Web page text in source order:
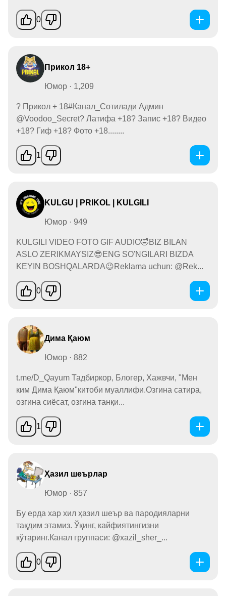
0
Прикол 18+
Юмор · 1,209
? Прикол + 18#Канал_Сотилади Админ
@Voodoo_Secret? Латифа +18? Запис +18? Видео
+18? Гиф +18? Фото +18........
1
KULGU | PRIKOL | KULGILI
Юмор · 949
KULGILI VIDEO FOTO GIF AUDIO🤣BIZ BILAN
ASLO ZERIKMAYSIZ😎ENG SO'NGILARI BIZDA
KEYIN BOSHQALARDA😉Reklama uchun: @Rek...
0
Дима Қаюм
Юмор · 882
t.me/D_Qayum Тадбиркор, Блогер, Хажвчи, "Мен
ким Дима Қаюм"китоби муаллифи.Озгина сатира,
озгина сиёсат, озгина танқи...
1
Ҳазил шеърлар
Юмор · 857
Бу ерда хар хил ҳазил шеър ва пародияларни
тақдим этамиз. Ўқинг, кайфиятингизни
кўтаринг.Канал группаси: @xazil_sher_...
0